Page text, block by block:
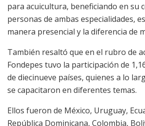
para acuicultura, beneficiando en su
personas de ambas especialidades,
manera presencial y la diferencia de
También resaltó que en el rubro de
Fondepes tuvo la participación de
de diecinueve países, quienes a lo
se capacitaron en diferentes temas.
Ellos fueron de México, Uruguay,
República Dominicana, Colombia,